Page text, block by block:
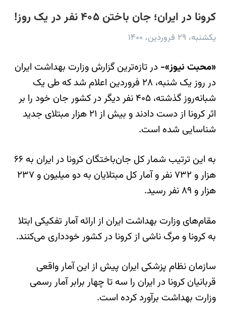
کرونا در ایران؛ جان باختن ۴۰۵ نفر در یک روز!
یکشنبه، ۲۹ فروردین، ۱۴۰۰
«محبت نیوز»- در تازه‌ترین گزارش وزارت بهداشت ایران
در روز یک شنبه، ۲۸ فروردین اعلام شد که طی یک
شبانه‌روز گذشته، ۴۰۵ نفر دیگر در کشور جان خود را بر
اثر کرونا از دست دادند و بیش از ۲۱ هزار مبتلای جدید
شناسایی شده است.
به این ترتیب شمار کل جان‌باختگان کرونا در ایران به ۶۶
هزار و ۷۳۲ نفر و آمار کل مبتلایان به دو میلیون و ۲۳۷
هزار و ۸۹ نفر رسید.
مقام‌های وزارت بهداشت ایران از ارائه آمار تفکیکی ابتلا
به کرونا و مرگ ناشی از کرونا در کشور خودداری می‌کنند.
سازمان نظام پزشکی ایران پیش از این آمار واقعی
قربانیان کرونا در ایران را سه تا چهار برابر آمار رسمی
وزارت بهداشت برآورد کرده است.